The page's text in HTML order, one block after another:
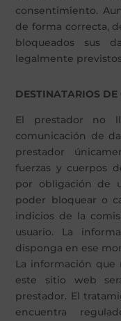
consentimiento.
de forma correcta,
bloqueados sus
legalmente
DESTINATARIOS DE
El prestador no
comunicación de
prestador
fuerzas y cuerpos
por obligación de
poder bloquear o
indicios de la
usuario. La
disponga en ese
La información que
este sitio web
prestador. El
encuentra